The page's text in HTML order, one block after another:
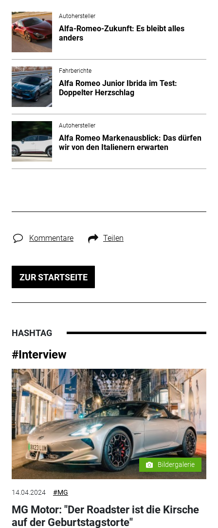
Autohersteller
Alfa-Romeo-Zukunft: Es bleibt alles
anders
Fahrberichte
Alfa Romeo Junior Ibrida im Test:
Doppelter Herzschlag
Autohersteller
Alfa Romeo Markenausblick: Das dürfen
wir von den Italienern erwarten
Kommentare Teilen
ZUR STARTSEITE
HASHTAG
#Interview
Bildergalerie
14.04.2024 #MG
MG Motor: "Der Roadster ist die Kirsche
auf der Geburtstagstorte"